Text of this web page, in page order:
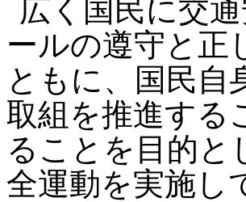
広く国民に交
ールの遵守と正
ともに、国民自
取組を推進する
ることを目的と
全運動を実施し